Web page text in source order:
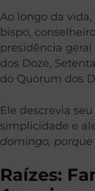
Ao longo da
bispo,
presidência
dos Doze,
do Quórum dos
Ele descrevia
simplicidade e
domingo, porque
Raízes: